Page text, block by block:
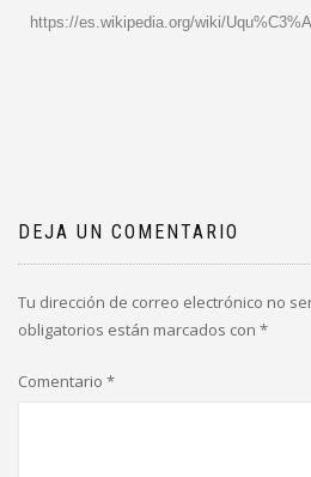
https://es.wikipedia.org/wiki/
DEJA UN COMENTARIO
Tu dirección de correo electrónico no
obligatorios están marcados con *
Comentario *